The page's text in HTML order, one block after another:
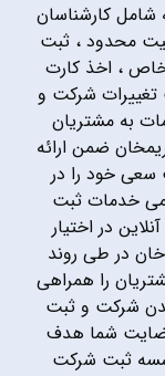
کارشناسان
محدود ، ثبت
، اخذ کارت
تغییرات شرکت و
به مشتریان
ضمن ارائه
سعی خود را در
خدمات ثبت
در اختیار
در طی روند
را همراهی
شرکت و ثبت
رضایت شما هدف
ثبت شرکت